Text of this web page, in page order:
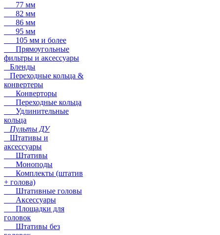
77 мм
82 мм
86 мм
95 мм
105 мм и более
Прямоугольные
фильтры и аксессуары
Бленды
Переходные кольца &
конвертеры
Конверторы
Переходные кольца
Удлинительные
кольца
Пульты ДУ
Штативы и
аксессуары
Штативы
Моноподы
Комплекты (штатив
+ голова)
Штативные головы
Аксессуары
Площадки для
головок
Штативы без